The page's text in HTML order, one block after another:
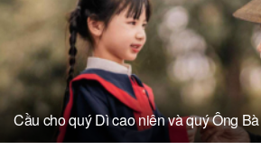
Cầu cho quý Dì cao niên và quý Ông Bà